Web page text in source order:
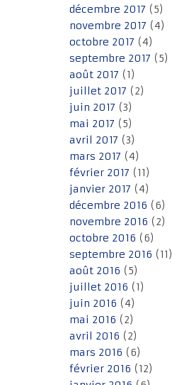
décembre 2017 (5)
novembre 2017 (4)
octobre 2017 (4)
septembre 2017 (5)
août 2017 (1)
juillet 2017 (2)
juin 2017 (3)
mai 2017 (5)
avril 2017 (3)
mars 2017 (4)
février 2017 (11)
janvier 2017 (4)
décembre 2016 (6)
novembre 2016 (2)
octobre 2016 (6)
septembre 2016 (11)
août 2016 (5)
juillet 2016 (1)
juin 2016 (4)
mai 2016 (2)
avril 2016 (2)
mars 2016 (6)
février 2016 (12)